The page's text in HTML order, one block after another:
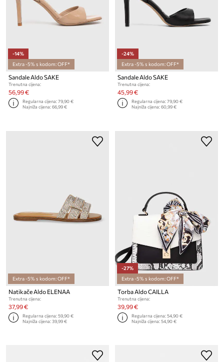
-14%
Extra -5% s kodom: OFF*
Sandale Aldo SAKE
Trenutna cijena:
56,99 €
Regularna cijena:79,90 €
Najniža cijena:66,99 €
-24%
Extra -5% s kodom: OFF*
Sandale Aldo SAKE
Trenutna cijena:
45,99 €
Regularna cijena:79,90 €
Najniža cijena:60,99 €
Extra -5% s kodom: OFF*
Natikače Aldo ELENAA
Trenutna cijena:
37,99 €
Regularna cijena:59,90 €
Najniža cijena:39,99 €
-27%
Extra -5% s kodom: OFF*
Torba Aldo CAILLA
Trenutna cijena:
39,99 €
Regularna cijena:54,90 €
Najniža cijena:54,90 €